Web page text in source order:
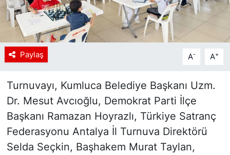
Paylaş A- A+
Turnuvayı, Kumluca Belediye Başkanı Uzm.
Dr. Mesut Avcıoğlu, Demokrat Parti İlçe
Başkanı Ramazan Hoyrazlı, Türkiye Satranç
Federasyonu Antalya İl Turnuva Direktörü
Selda Seçkin, Başhakem Murat Taylan,